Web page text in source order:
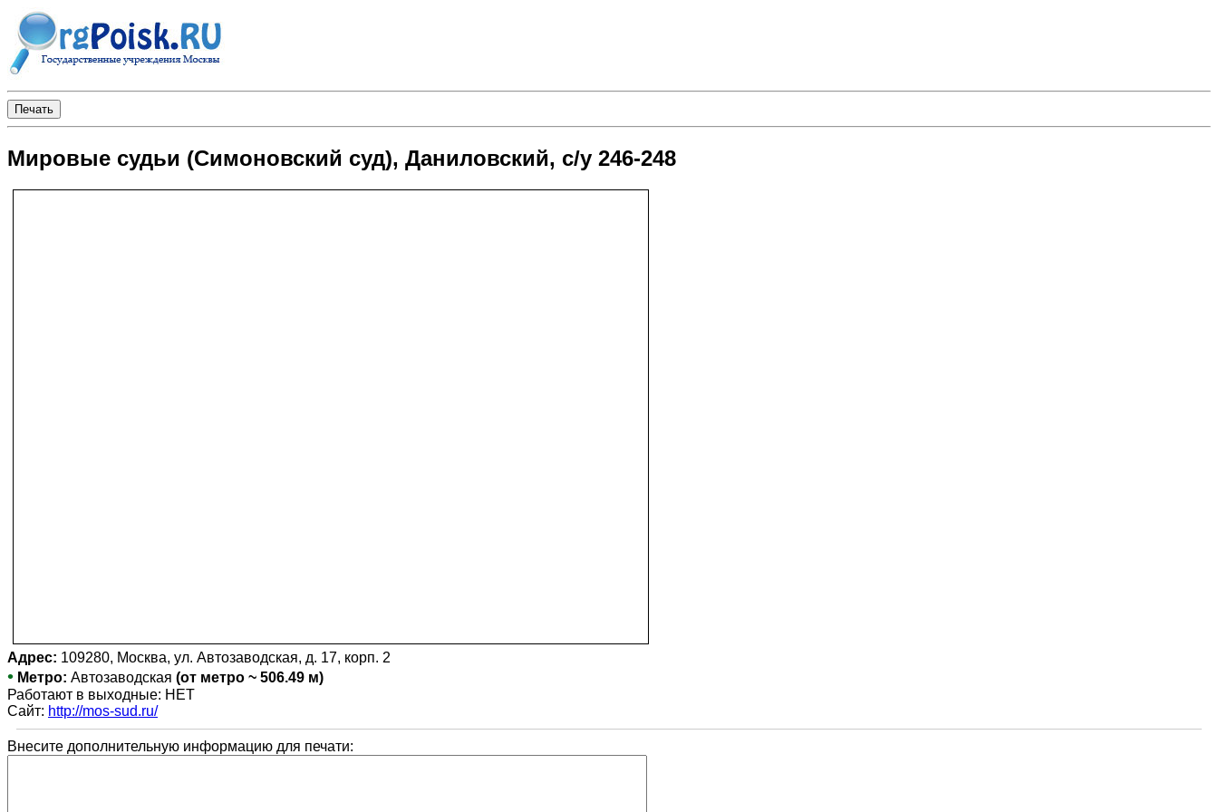
Мировые судьи (Симоновский суд), Даниловский, с/у 246-248
Адрес: 109280, Москва, ул. Автозаводская, д. 17, корп. 2
• Метро: Автозаводская (от метро ~ 506.49 м)
Работают в выходные: НЕТ
Сайт: http://mos-sud.ru/
Внесите дополнительную информацию для печати: